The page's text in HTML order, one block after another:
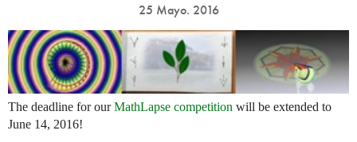
25 Mayo. 2016
The deadline for ourMathLapse competition will be extended to
June 14, 2016!